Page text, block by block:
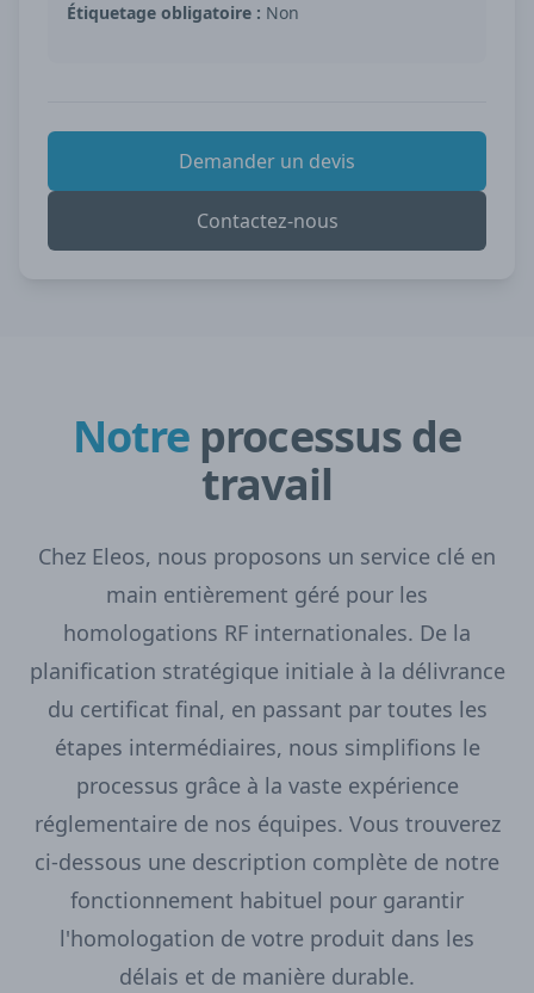
Étiquetage obligatoire : Non
Demander un devis
Contactez-nous
Notre processus de
travail
Chez Eleos, nous proposons un service clé en
main entièrement géré pour les
homologations RF internationales. De la
planification stratégique initiale à la délivrance
du certificat final, en passant par toutes les
étapes intermédiaires, nous simplifions le
processus grâce à la vaste expérience
réglementaire de nos équipes. Vous trouverez
ci-dessous une description complète de notre
fonctionnement habituel pour garantir
l'homologation de votre produit dans les
délais et de manière durable.